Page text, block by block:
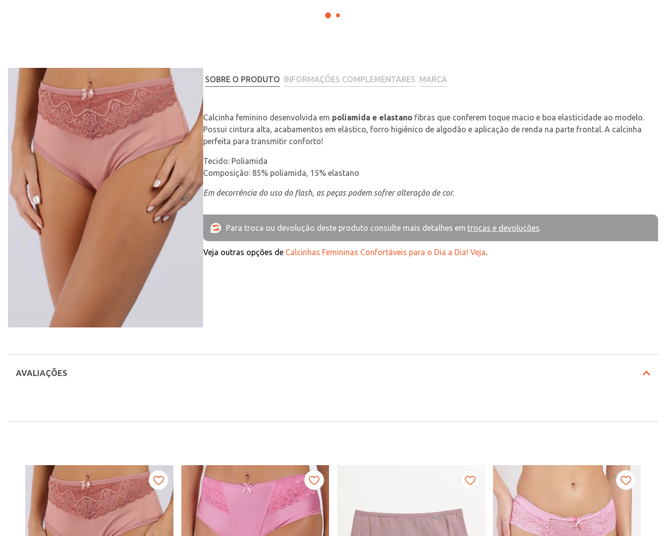
SOBRE O PRODUTO INFORMAÇÕES COMPLEMENTARES MARCA
Calcinha feminino desenvolvida em poliamida e elastano fibras que conferem toque macio e boa elasticidade ao modelo.
Possui cintura alta, acabamentos em elástico, forro higiênico de algodão e aplicação de renda na parte frontal. A calcinha
perfeita para transmitir conforto!
Tecido: Poliamida
Composição: 85% poliamida, 15% elastano
Em decorrência do uso do flash, as peças podem sofrer alteração de cor.
Para troca ou devolução deste produto consulte mais detalhes em trocas e devoluções.
Veja outras opções de Calcinhas Femininas Confortáveis para o Dia a Dia! Veja.
AVALIAÇÕES